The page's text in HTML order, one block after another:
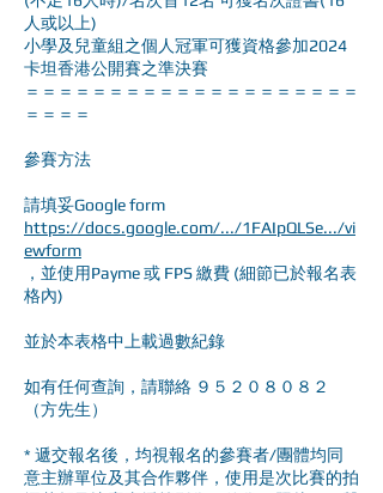
人或以上)
小學及兒童組之個人冠軍可獲資格參加2024
卡坦香港公開賽之準決賽
＝＝＝＝＝＝＝＝＝＝＝＝＝＝＝＝＝＝＝＝
＝＝＝＝
參賽方法
請填妥Google form
https://docs.google.com/.../1FAIpQLSe.../vi
ewform
，並使用Payme 或 FPS 繳費 (細節已於報名表
格內)
並於本表格中上載過數紀錄
如有任何查詢，請聯絡 ９５２０８０８２
（方先生）
* 遞交報名後，均視報名的參賽者/團體均同
意主辦單位及其合作夥伴，使用是次比賽的拍